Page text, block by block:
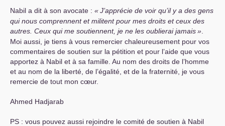
Nabil a dit à son avocate : «J’apprécie de voir qu’il y a des gens
qui nous comprennent et militent pour mes droits et ceux des
autres. Ceux qui me soutiennent, je ne les oublierai jamais»
Moi aussi, je tiens à vous remercier chaleureusement pour vos
commentaires de soutien sur la pétition et pour l’aide que vous
apportez à Nabil et à sa famille. Au nom des droits de l’homme
et au nom de la liberté, de l’égalité, et de la fraternité, je vous
remercie de tout mon cœur.
Ahmed Hadjarab
PS : vous pouvez aussi rejoindre le comité de soutien à Nabil